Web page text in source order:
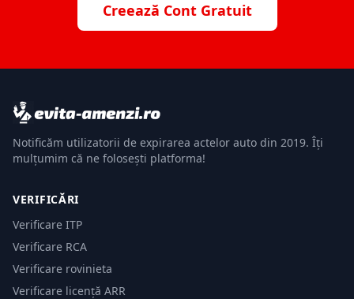
Creează Cont Gratuit
Notificăm utilizatorii de expirarea actelor auto din 2019. Îți
mulțumim că ne folosești platforma!
VERIFICĂRI
Verificare ITP
Verificare RCA
Verificare rovinieta
Verificare licență ARR